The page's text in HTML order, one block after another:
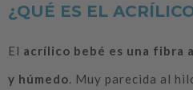
¿QUÉ ES EL
El acrílico bebé es una fibra
y húmedo. Muy parecida al